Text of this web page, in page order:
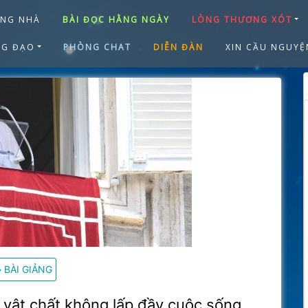
NHÀ BÀI ĐỌC HẰNG NGÀY LÒNG THƯƠNG XÓT
ĐẠO PHÒNG CHAT DIỄN ĐÀN XIN CẦU
BÀI GIẢNG
chất không lấp đầy cuộc sống